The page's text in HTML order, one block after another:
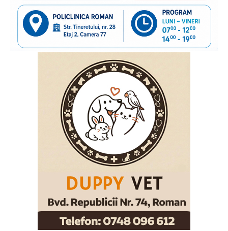
susținut împreună transmiterea unor mesaje importante
către părinții care pleacă la muncă în străinătate,
încurajându-i să păstreze o legătură permanentă cu copiii
rămași acasă și să acorde atenție nevoilor lor emoționale.
Vom continua acest parteneriat, convinși că informarea și
cooperarea dintre instituții și organizațiile cu experiență
pot contribui la protejarea interesului superior al copilului
și la sprijinirea familiilor aflate în această situație”
inspectorul general al Poliției de Frontieră
Române, chestor principal de poliție Cornel Laurian